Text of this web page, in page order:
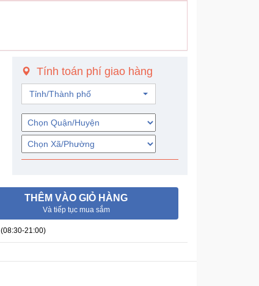
Tính toán phí giao hàng
Tỉnh/Thành phố
THÊM VÀO GIỎ HÀNG
Và tiếp tục mua sắm
(08:30-21:00)